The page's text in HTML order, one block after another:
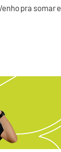
pra somar e